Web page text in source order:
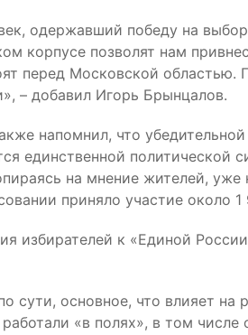
одержавший победу на
корпусе позволят нам
перед Московской
– добавил Игорь Брынцалов.
напомнил, что
единственной политической
на мнение жителей,
приняло участие около 1
избирателей к «Единой
сути, основное, что влияет
«в полях», в том